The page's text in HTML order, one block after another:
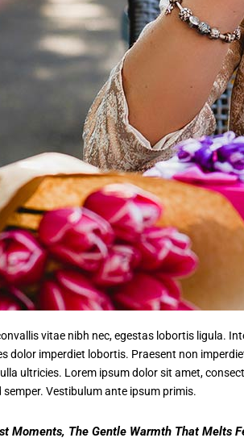
vitae nibh nec, egestas lobortis ligula.
dolor imperdiet lobortis. Praesent non
ultricies. Lorem ipsum dolor sit amet,
Vestibulum ante ipsum primis.
Moments, The Gentle Warmth That Melts